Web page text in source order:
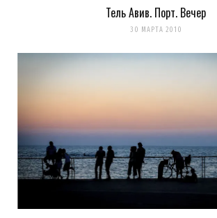
Сохранить моё имя, email и адрес сайта в
Оповещать
комментариях. А можно простоподписаться на
Тель Авив. Порт. Вечер
30 МАРТА 2010